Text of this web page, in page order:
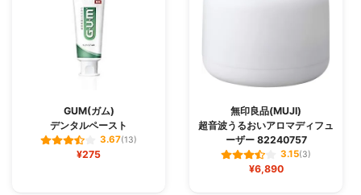
GUM(ガム)
デンタルペースト
3.67(13)
¥275
無印良品(MUJI)
超音波うるおいアロマディフュ
ーザー 82240757
3.15(3)
¥6,890